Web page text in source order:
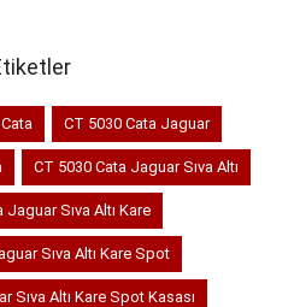
CT 5030 Cata Jaguar
CT 5030 Cata Jaguar Sıva Altı
Jaguar Sıva Altı Kare
Sıva Altı Kare Spot
Sıva Altı Kare Spot Kasası